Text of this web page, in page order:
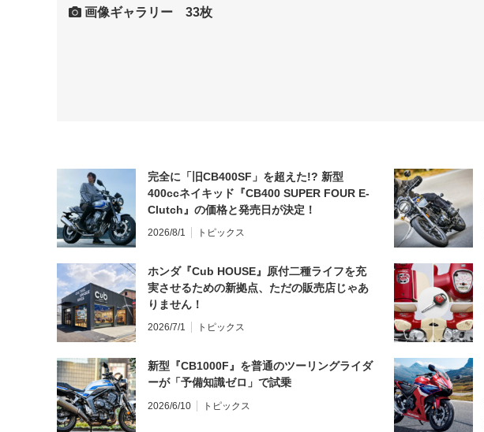
画像ギャラリー 33枚
完全に「旧CB400SF」を超えた!? 新型
400ccネイキッド『CB400 SUPER FOUR E-
Clutch』の価格と発売日が決定！
2026/8/1 トピックス
ホンダ『Cub HOUSE』原付二種ライフを充
実させるための新拠点、ただの販売店じゃあ
りません！
2026/7/1 トピックス
新型『CB1000F』を普通のツーリングライダ
ーが「予備知識ゼロ」で試乗
2026/6/10 トピックス